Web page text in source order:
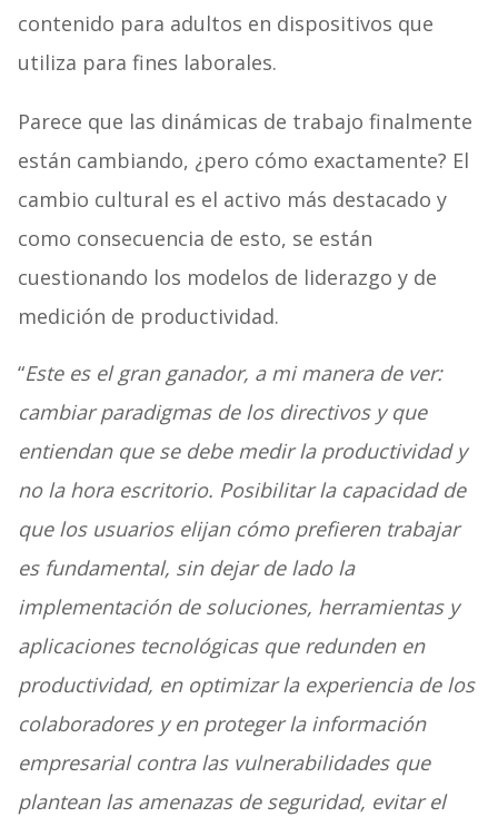
contenido para adultos en dispositivos que
utiliza para fines laborales.
Parece que las dinámicas de trabajo finalmente
están cambiando, ¿pero cómo exactamente? El
cambio cultural es el activo más destacado y
como consecuencia de esto, se están
cuestionando los modelos de liderazgo y de
medición de productividad.
“Este es el gran ganador, a mi manera de ver:
cambiar paradigmas de los directivos y que
entiendan que se debe medir la productividad y
no la hora escritorio. Posibilitar la capacidad de
que los usuarios elijan cómo prefieren trabajar
es fundamental, sin dejar de lado la
implementación de soluciones, herramientas y
aplicaciones tecnológicas que redunden en
productividad, en optimizar la experiencia de los
colaboradores y en proteger la información
empresarial contra las vulnerabilidades que
plantean las amenazas de seguridad, evitar el